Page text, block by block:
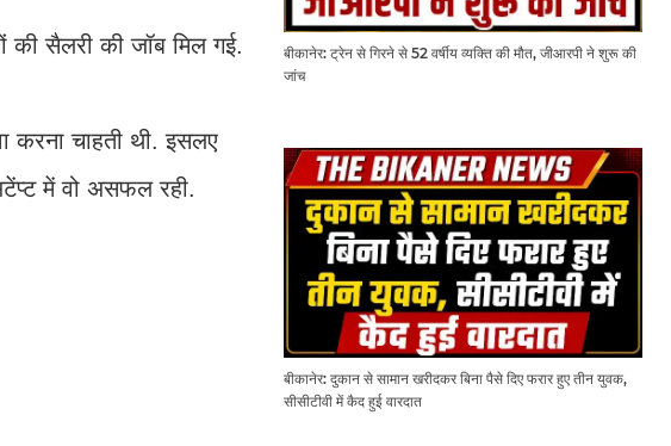
सैलरी की जॉब मिल गई.
चाहती थी. इसलए
में वो असफल रही.
बीकानेर: ट्रेन से गिरने से 52 वर्षीय व्यक्ति की मौत, जीआरपी ने शुरू की
जांच
बीकानेर: दुकान से सामान खरीदकर बिना पैसे दिए फरार हुए तीन युवक,
सीसीटीवी में कैद हुई वारदात